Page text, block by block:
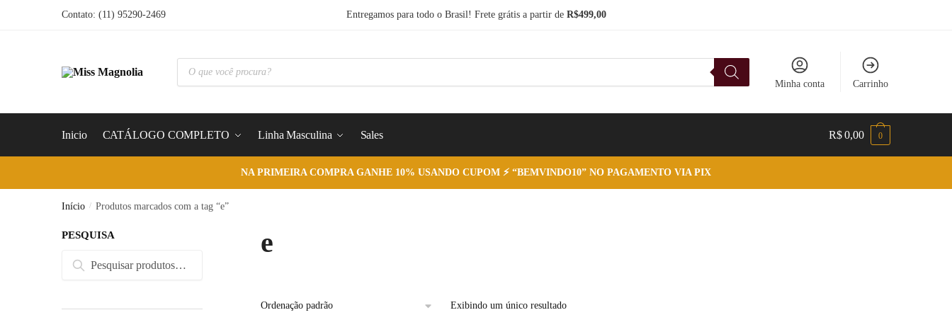
Contato: (11) 95290-2469 Entregamos para todo o Brasil! Frete grátis a partir deR$499,00
Pesquisar
produtos
Minha conta Carrinho
Inicio CATÁLOGO COMPLETO Linha Masculina Sales R$0,00 0
NA PRIMEIRA COMPRA GANHE 10% USANDO CUPOM ⚡ “BEMVINDO10” NO PAGAMENTO VIA PIX
Início / Produtos marcados com a tag “e”
e
Exibindo um único resultado
PESQUISA
Pesquisar
Pesquisar